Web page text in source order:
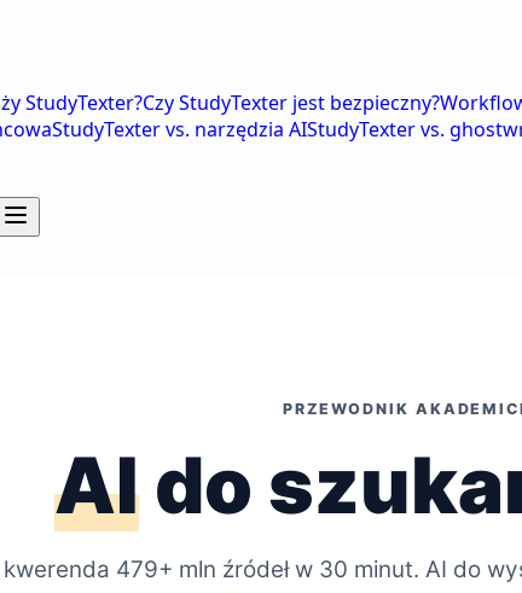
StudyTexter?Czy StudyTexter jest bezpieczny?
StudyTexter vs. narzędzia AIStudyTexter vs.
PRZEWODNIK
AIdo
kwerenda 479+ mln źródeł w 30 minut. AI do